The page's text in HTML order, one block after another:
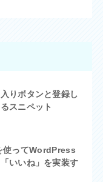
りボタンと登録し
スニペット
使ってWordPress
いいね」を実装す